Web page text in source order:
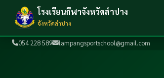
054 228 589 lampangsportschool@gmail.com
โรงเรียนกีฬาจังหวัดลำปาง
จังหวัดลำปาง